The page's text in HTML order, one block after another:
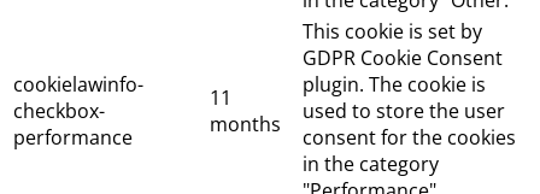
cookielawinfo-
checkbox-
performance
11
months
This cookie is set by
GDPR Cookie Consent
plugin. The cookie is
used to store the user
consent for the cookies
in the category